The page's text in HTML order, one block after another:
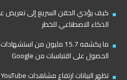
كيف يؤدي الحقن السريع إلى تعريض
الذكاء الاصطناعي للخطر
ما يكشفه 15.7 مليون من
الحصول على اقتباسات من Google